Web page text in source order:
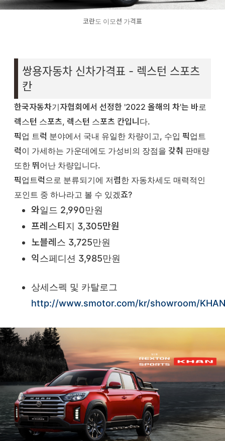
코란도 이모션 가격표
쌍용자동차 신차가격표 - 렉스턴 스포츠
칸
한국자동차기자협회에서 선정한 '2022 올해의 차'는 바로
렉스턴 스포츠, 렉스턴 스포츠 칸입니다.
픽업 트럭 분야에서 국내 유일한 차량이고, 수입 픽업트
럭이 가세하는 가운데에도 가성비의 장점을 갖춰 판매량
또한 뛰어난 차량입니다.
픽업트럭으로 분류되기에 저렴한 자동차세도 매력적인
포인트 중 하나라고 볼 수 있겠죠?
와일드 2,990만원
프레스티지 3,305만원
노블레스 3,725만원
익스페디션 3,985만원
상세스펙 및 카탈로그
http://www.smotor.com/kr/showroom/